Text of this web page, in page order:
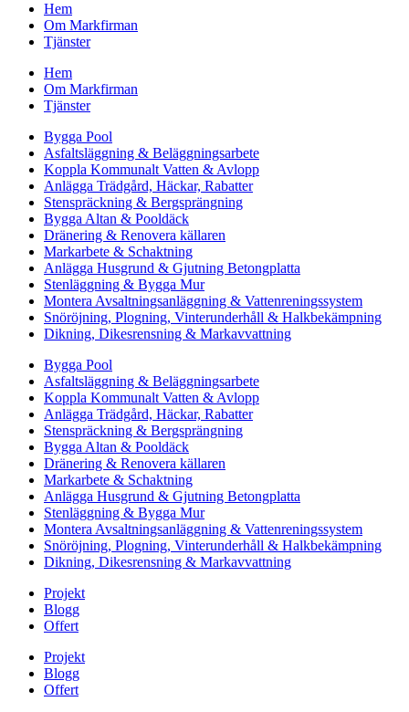
Hem
Om Markfirman
Tjänster
Hem
Om Markfirman
Tjänster
Bygga Pool
Asfaltsläggning & Beläggningsarbete
Koppla Kommunalt Vatten & Avlopp
Anlägga Trädgård, Häckar, Rabatter
Stenspräckning & Bergsprängning
Bygga Altan & Pooldäck
Dränering & Renovera källaren
Markarbete & Schaktning
Anlägga Husgrund & Gjutning Betongplatta
Stenläggning & Bygga Mur
Montera Avsaltningsanläggning & Vattenreningssystem
Snöröjning, Plogning, Vinterunderhåll & Halkbekämpning
Dikning, Dikesrensning & Markavvattning
Bygga Pool
Asfaltsläggning & Beläggningsarbete
Koppla Kommunalt Vatten & Avlopp
Anlägga Trädgård, Häckar, Rabatter
Stenspräckning & Bergsprängning
Bygga Altan & Pooldäck
Dränering & Renovera källaren
Markarbete & Schaktning
Anlägga Husgrund & Gjutning Betongplatta
Stenläggning & Bygga Mur
Montera Avsaltningsanläggning & Vattenreningssystem
Snöröjning, Plogning, Vinterunderhåll & Halkbekämpning
Dikning, Dikesrensning & Markavvattning
Projekt
Blogg
Offert
Projekt
Blogg
Offert